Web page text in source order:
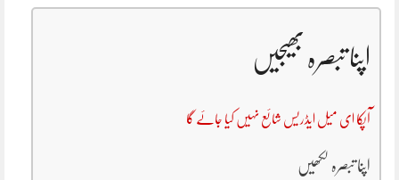
اپنا تبصرہ بھیجیں
آپکا ای میل ایڈریس شائع نہیں کیا جائے گا
اپنا تبصرہ لکھیں